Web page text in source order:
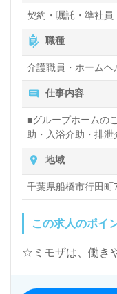
修 ＜備考＞ 実務
（１年間固定）含む
憩120分） ・初任者
～ ・実務者研修：
募資格＞ 無資格 ＜
固定）含む 「夜勤
単価20,200円～
契約・嘱託・準社員
職種
介護職員・ホームヘ
仕事内容
■グループホームの
助・入浴介助・排泄
記録の作成 等
地域
千葉県船橋市行田町
この求人のポイ
☆ミモザは、働き